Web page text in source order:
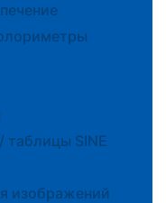
таблицы SINE
изображений